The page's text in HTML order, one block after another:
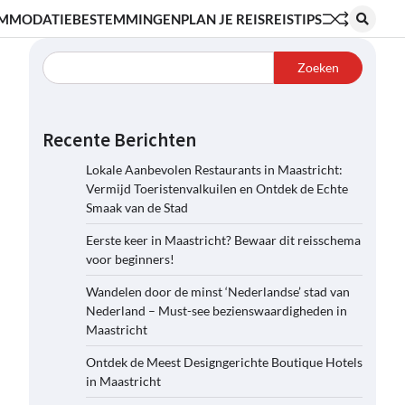
BESTEMMINGENPLAN JE REISREISTIPS
Zoeken
Recente Berichten
Lokale Aanbevolen Restaurants in Maastricht:
Vermijd Toeristenvalkuilen en Ontdek de Echte
Smaak van de Stad
Eerste keer in Maastricht? Bewaar dit reisschema
voor beginners!
Wandelen door de minst ‘Nederlandse’ stad van
Nederland – Must-see bezienswaardigheden in
Maastricht
Ontdek de Meest Designgerichte Boutique Hotels
in Maastricht